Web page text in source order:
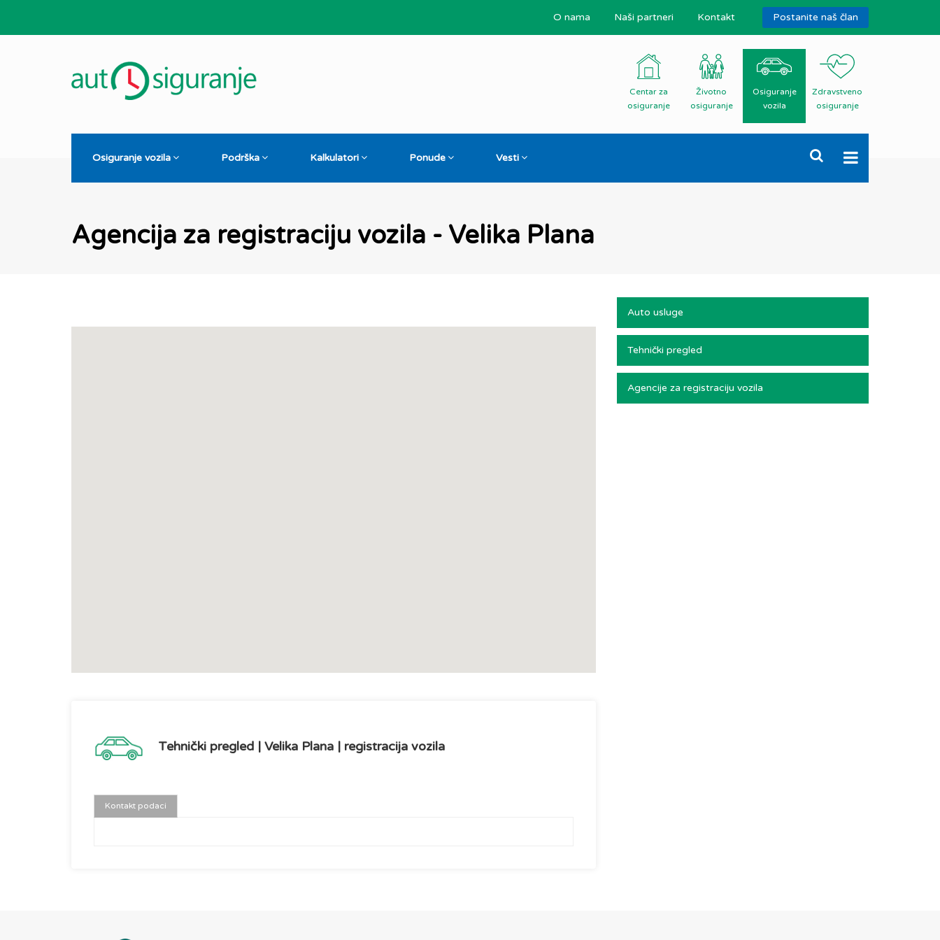
O nama Naši partneri Kontakt Postanite naš član
Centar za
osiguranje
Životno
osiguranje
Osiguranje
vozila
Zdravstveno
osiguranje
Osiguranje vozila Podrška Kalkulatori Ponude Vesti
Agencija za registraciju vozila - Velika Plana
Tehnički pregled | Velika Plana | registracija vozila
Kontakt podaci
Auto usluge
Tehnički pregled
Agencije za registraciju vozila